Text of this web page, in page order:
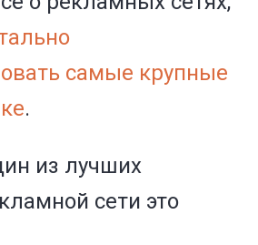
самые крупные
.
из лучших
сети это